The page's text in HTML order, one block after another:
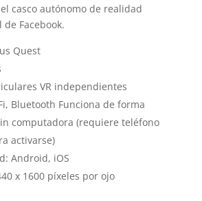
casco autónomo de realidad
Facebook.
Quest
VR independientes
Bluetooth Funciona de forma
computadora (requiere teléfono
activarse)
Android, iOS
x 1600 píxeles por ojo